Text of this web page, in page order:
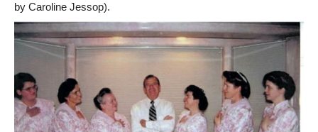
by Caroline Jessop).